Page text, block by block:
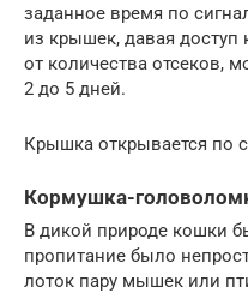
заданное время по
из крышек, давая
от количества отсеков,
2 до 5 дней.
Крышка открывается по
Кормушка-
В дикой природе кошки
пропитание было
лоток пару мышек или